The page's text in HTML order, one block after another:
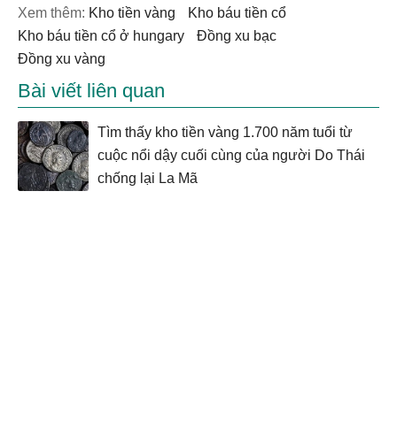
Xem thêm: kho tiền vàng
Kho báu tiền cổ
Kho báu tiền cổ ở hungary
đồng xu bạc
đồng xu vàng
Bài viết liên quan
Tìm thấy kho tiền vàng 1.700 năm tuổi từ
cuộc nổi dậy cuối cùng của người Do Thái
chống lại La Mã